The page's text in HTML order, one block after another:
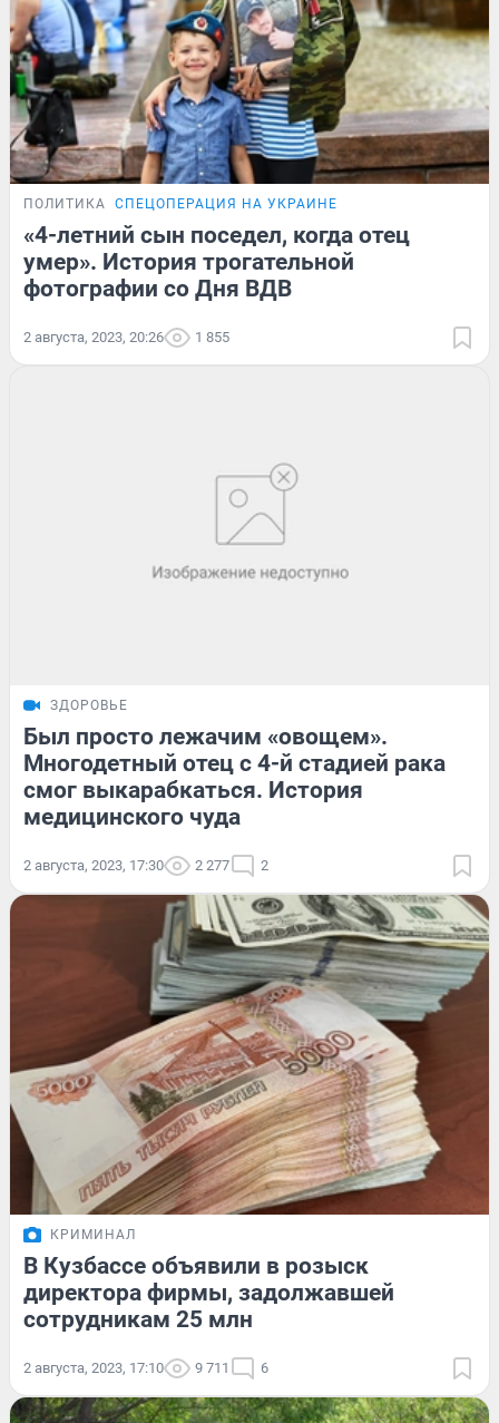
ПОЛИТИКА СПЕЦОПЕРАЦИЯ НА УКРАИНЕ
«4-летний сын поседел, когда отец
умер». История трогательной
фотографии со Дня ВДВ
2 августа, 2023, 20:26 1 855
ЗДОРОВЬЕ
Был просто лежачим «овощем».
Многодетный отец с 4-й стадией рака
смог выкарабкаться. История
медицинского чуда
2 августа, 2023, 17:30 2 277 2
КРИМИНАЛ
В Кузбассе объявили в розыск
директора фирмы, задолжавшей
сотрудникам 25 млн
2 августа, 2023, 17:10 9 711 6